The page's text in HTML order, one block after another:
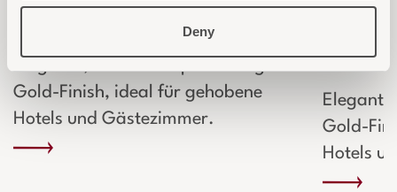
Deny
Kreuzer Kofferbock Gold
Elegante, robuste Gepäckablage mit
Gold-Finish, ideal für gehobene
Hotels und Gästezimmer.
RL
Gold-
Hotels